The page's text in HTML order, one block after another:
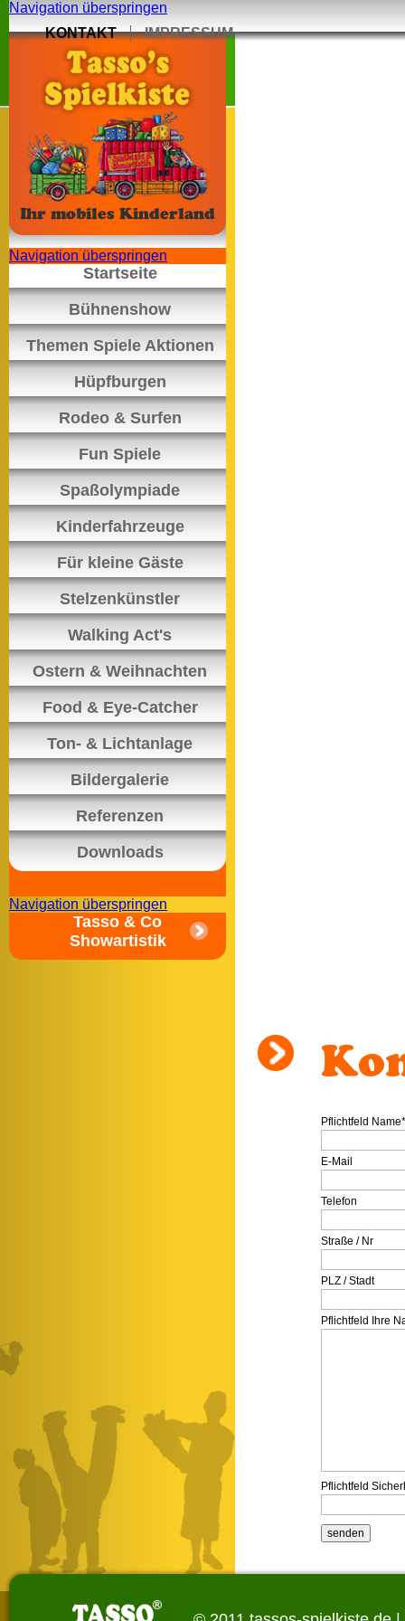
Navigation überspringen
KONTAKT
IMPRESSUM
Navigation überspringen
Startseite
Bühnenshow
Themen Spiele Aktionen
Hüpfburgen
Rodeo & Surfen
Fun Spiele
Spaßolympiade
Kinderfahrzeuge
Für kleine Gäste
Stelzenkünstler
Walking Act's
Ostern & Weihnachten
Food & Eye-Catcher
Ton- & Lichtanlage
Bildergalerie
Referenzen
Downloads
Navigation überspringen
Tasso & Co
Showartistik
Pflichtfeld Name*
E-Mail
Telefon
Straße / Nr
PLZ / Stadt
Pflichtfeld Ihre
Pflichtfeld